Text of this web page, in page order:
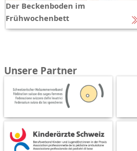
Der Beckenboden im
Frühwochenbett
Unsere Partner